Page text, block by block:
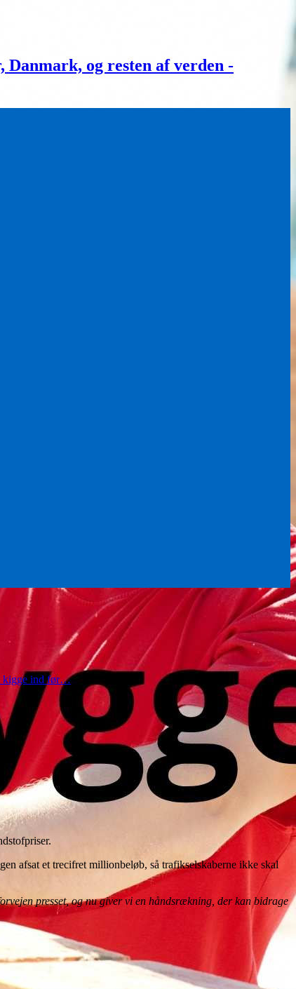
og resten af verden -
kigge ind før…
afsat et trecifret millionbeløb, så trafikselskaberne ikke skal
presset, og nu giver vi en håndsrækning, der kan bidrage